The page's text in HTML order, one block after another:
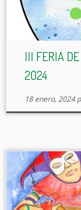
III FERIA
2024
18 enero, 2024